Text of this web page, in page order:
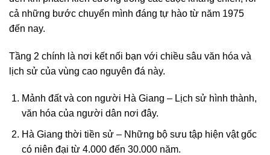
cả những bước chuyển mình đáng tự hào từ năm 1975
đến nay.
Tầng 2 chính là nơi kết nối bạn với chiều sâu văn hóa và
lịch sử của vùng cao nguyên đá này.
Mảnh đất và con người Hà Giang – Lịch sử hình thành,
văn hóa của người dân nơi đây.
Hà Giang thời tiền sử – Những bộ sưu tập hiện vật gốc
có niên đại từ 4.000 đến 30.000 năm.